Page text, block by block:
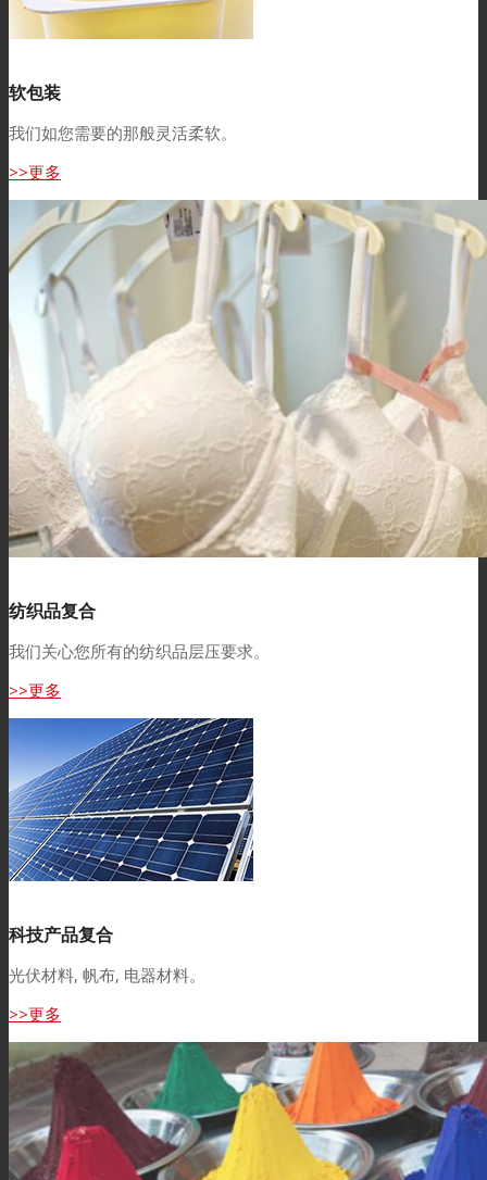
软包装
我们如您需要的那般灵活柔软。
>>更多
纺织品复合
我们关心您所有的纺织品层压要求。
>>更多
科技产品复合
光伏材料, 帆布, 电器材料。
>>更多